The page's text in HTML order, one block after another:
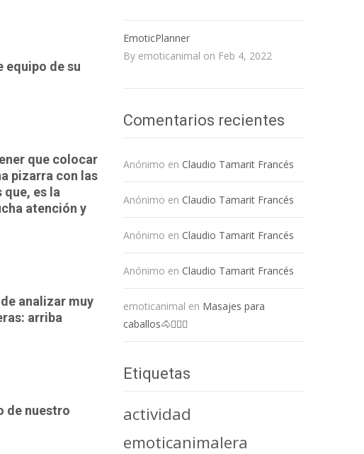
equipo de su
que colocar
pizarra con las
es la
atención y
analizar muy
arriba
de nuestro
EmoticPlanner
By emoticanimal on Feb 4, 2022
Comentarios recientes
Anónimo en Claudio Tamarit Francés
Anónimo en Claudio Tamarit Francés
Anónimo en Claudio Tamarit Francés
Anónimo en Claudio Tamarit Francés
emoticanimal en Masajes para
caballos🐴💆🏻‍♀️
Etiquetas
actividad
emoticanimalera